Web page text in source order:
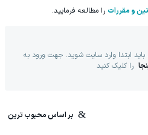
و مقررات را مطالعه فرمایید.
ابتدا وارد سایت شوید. جهت ورود به
را کلیک کنید
بر اساس محبوب ترین